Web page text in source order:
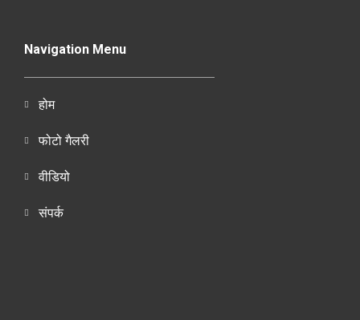
Navigation Menu
होम
फोटो गैलरी
वीडियो
संपर्क